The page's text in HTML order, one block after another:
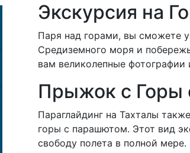
Экскурсия на
Паря над горами, вы сможете
Средиземного моря и
вам великолепные
Прыжок с
Параглайдинг на Тахталы
горы с парашютом. Этот вид
свободу полета в полной мере.